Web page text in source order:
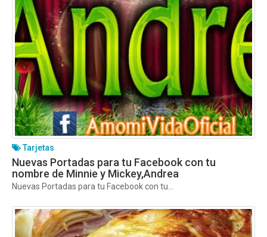
Tarjetas
Nuevas Portadas para tu Facebook con tu
nombre de Minnie y Mickey,Andrea
Nuevas Portadas para tu Facebook con tu...